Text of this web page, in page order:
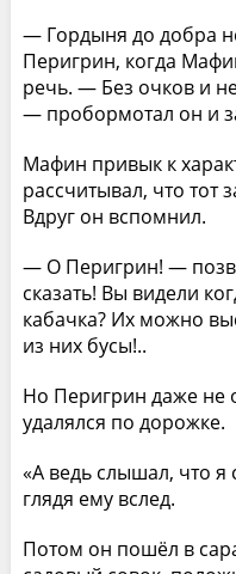
— Гордыня до добра
Перигрин, когда
речь. — Без очков и
— пробормотал он и
Мафин привык к
рассчитывал, что тот
Вдруг он вспомнил.
— О Перигрин! —
сказать! Вы видели
кабачка? Их можно
из них бусы!..
Но Перигрин даже не
удалялся по дорожке.
«А ведь слышал, что
глядя ему вслед.
Потом он пошёл в